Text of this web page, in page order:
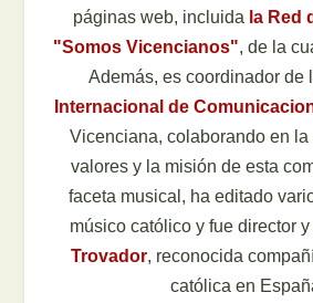
páginas web, incluida la Red
"Somos Vicencianos", de la
Además, es coordinador de
Internacional de
Vicenciana, colaborando en
valores y la misión de esta
faceta musical, ha editado
músico católico y fue director
Trovador, reconocida
católica en